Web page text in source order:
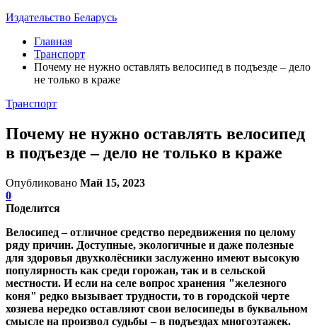
Издательство Беларусь
Главная
Транспорт
Почему не нужно оставлять велосипед в подъезде – дело
не только в краже
Транспорт
Почему не нужно оставлять велосипед
в подъезде – дело не только в краже
Опубликовано Май 15, 2023
0
Поделится
Велосипед – отличное средство передвижения по целому
ряду причин. Доступные, экологичные и даже полезные
для здоровья двухколёсники заслуженно имеют высокую
популярность как среди горожан, так и в сельской
местности. И если на селе вопрос хранения "железного
коня" редко вызывает трудности, то в городской черте
хозяева нередко оставляют свои велосипеды в буквальном
смысле на произвол судьбы – в подъездах многоэтажек.